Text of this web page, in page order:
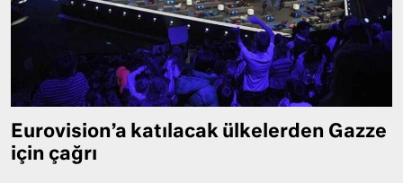
Eurovision’a katılacak ülkelerden Gazze
için çağrı